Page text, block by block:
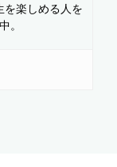
を楽しめる人を
。